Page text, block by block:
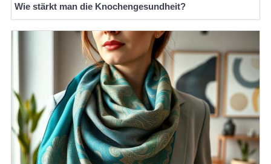
Wie stärkt man die Knochengesundheit?